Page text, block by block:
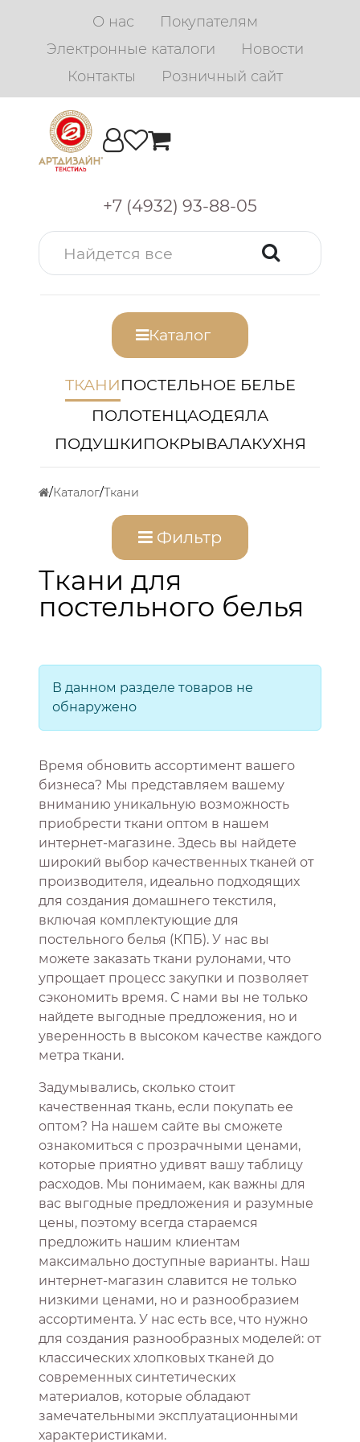
О нас
Покупателям
Электронные каталоги
Новости
Контакты
Розничный сайт
+7 (4932) 93-88-05
Каталог
ТКАНИПОСТЕЛЬНОЕ БЕЛЬЕ
ПОЛОТЕНЦАОДЕЯЛА
ПОДУШКИПОКРЫВАЛАКУХНЯ
Каталог Ткани
Фильтр
Ткани для
постельного белья
В данном разделе товаров не
обнаружено
Время обновить ассортимент вашего
бизнеса? Мы представляем вашему
вниманию уникальную возможность
приобрести ткани оптом в нашем
интернет-магазине. Здесь вы найдете
широкий выбор качественных тканей от
производителя, идеально подходящих
для создания домашнего текстиля,
включая комплектующие для
постельного белья (КПБ). У нас вы
можете заказать ткани рулонами, что
упрощает процесс закупки и позволяет
сэкономить время. С нами вы не только
найдете выгодные предложения, но и
уверенность в высоком качестве каждого
метра ткани.
Задумывались, сколько стоит
качественная ткань, если покупать ее
оптом? На нашем сайте вы сможете
ознакомиться с прозрачными ценами,
которые приятно удивят вашу таблицу
расходов. Мы понимаем, как важны для
вас выгодные предложения и разумные
цены, поэтому всегда стараемся
предложить нашим клиентам
максимально доступные варианты. Наш
интернет-магазин славится не только
низкими ценами, но и разнообразием
ассортимента. У нас есть все, что нужно
для создания разнообразных моделей: от
классических хлопковых тканей до
современных синтетических
материалов, которые обладают
замечательными эксплуатационными
характеристиками.